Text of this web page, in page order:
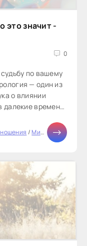
это значит -
0
по вашему
— один из
о влиянии
далекие времена.
/Мир женщины